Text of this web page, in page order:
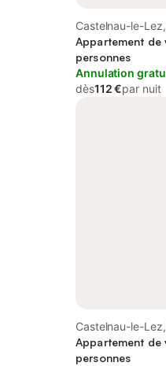
Castelnau-le-
Appartement de
personnes
Annulation
dès112 €par nuit
Castelnau-le-
Appartement de
personnes